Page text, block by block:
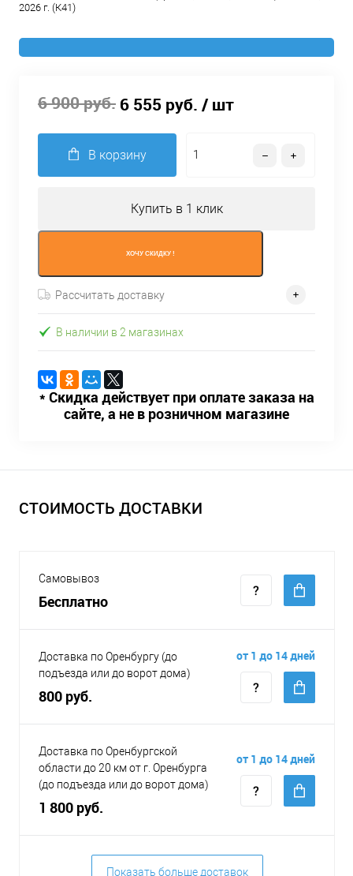
2026 г. (К41)
6 900 руб. 6 555 руб. / шт
В корзину
Купить в 1 клик
ХОЧУ СКИДКУ !
Рассчитать доставку
В наличии в 2 магазинах
* Скидка действует при оплате заказа на
сайте, а не в розничном магазине
СТОИМОСТЬ ДОСТАВКИ
Самовывоз
Бесплатно
Доставка по Оренбургу (до
подъезда или до ворот дома)
800 руб.
от 1 до 14 дней
Доставка по Оренбургской
области до 20 км от г. Оренбурга
(до подъезда или до ворот дома)
1 800 руб.
от 1 до 14 дней
Показать больше доставок